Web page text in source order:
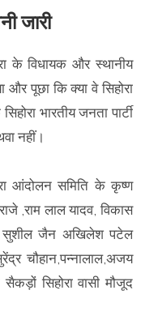
जारी
के विधायक और स्थानीय
और पूछा कि क्या वे सिहोरा
भारतीय जनता पार्टी
नहीं।
आंदोलन समिति के कृष्ण
,राम लाल यादव, विकास
सुशील जैन अखिलेश पटेल
चौहान,पन्नालाल,अजय
सिहोरा वासी मौजूद